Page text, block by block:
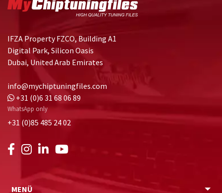
IFZA Property FZCO, Building A1
Digital Park, Silicon Oasis
Dubai, United Arab Emirates
info@mychiptuningfiles.com
+31 (0)6 31 68 06 89
WhatsApp only
+31 (0)85 485 24 02
MENÜ